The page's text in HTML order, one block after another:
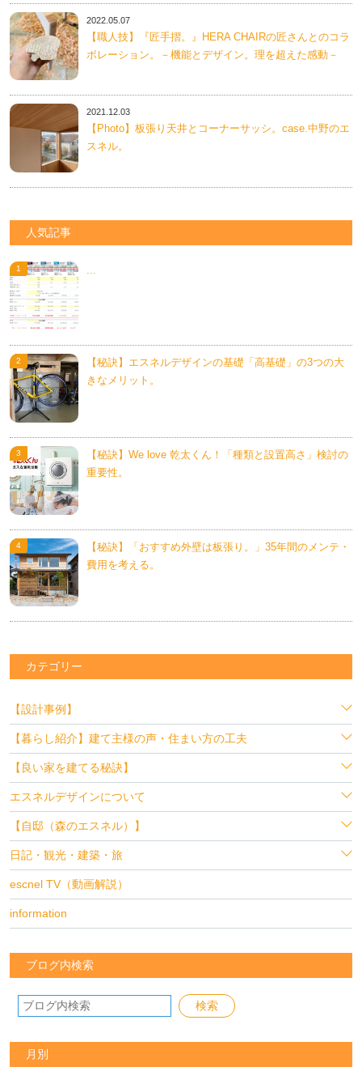
2022.05.07
【職人技】『匠手摺。』HERA CHAIRの匠さんとのコラ
ボレーション。－機能とデザイン。理を超えた感動－
2021.12.03
【Photo】板張り天井とコーナーサッシ。case.中野のエ
スネル。
人気記事
...
【秘訣】エスネルデザインの基礎「高基礎」の3つの大
きなメリット。
【秘訣】We love 乾太くん！「種類と設置高さ」検討の
重要性。
【秘訣】「おすすめ外壁は板張り。」35年間のメンテ・
費用を考える。
カテゴリー
【設計事例】
【暮らし紹介】建て主様の声・住まい方の工夫
【良い家を建てる秘訣】
エスネルデザインについて
【自邸（森のエスネル）】
日記・観光・建築・旅
escnel TV（動画解説）
information
ブログ内検索
月別